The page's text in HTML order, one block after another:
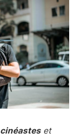
cinéasteset